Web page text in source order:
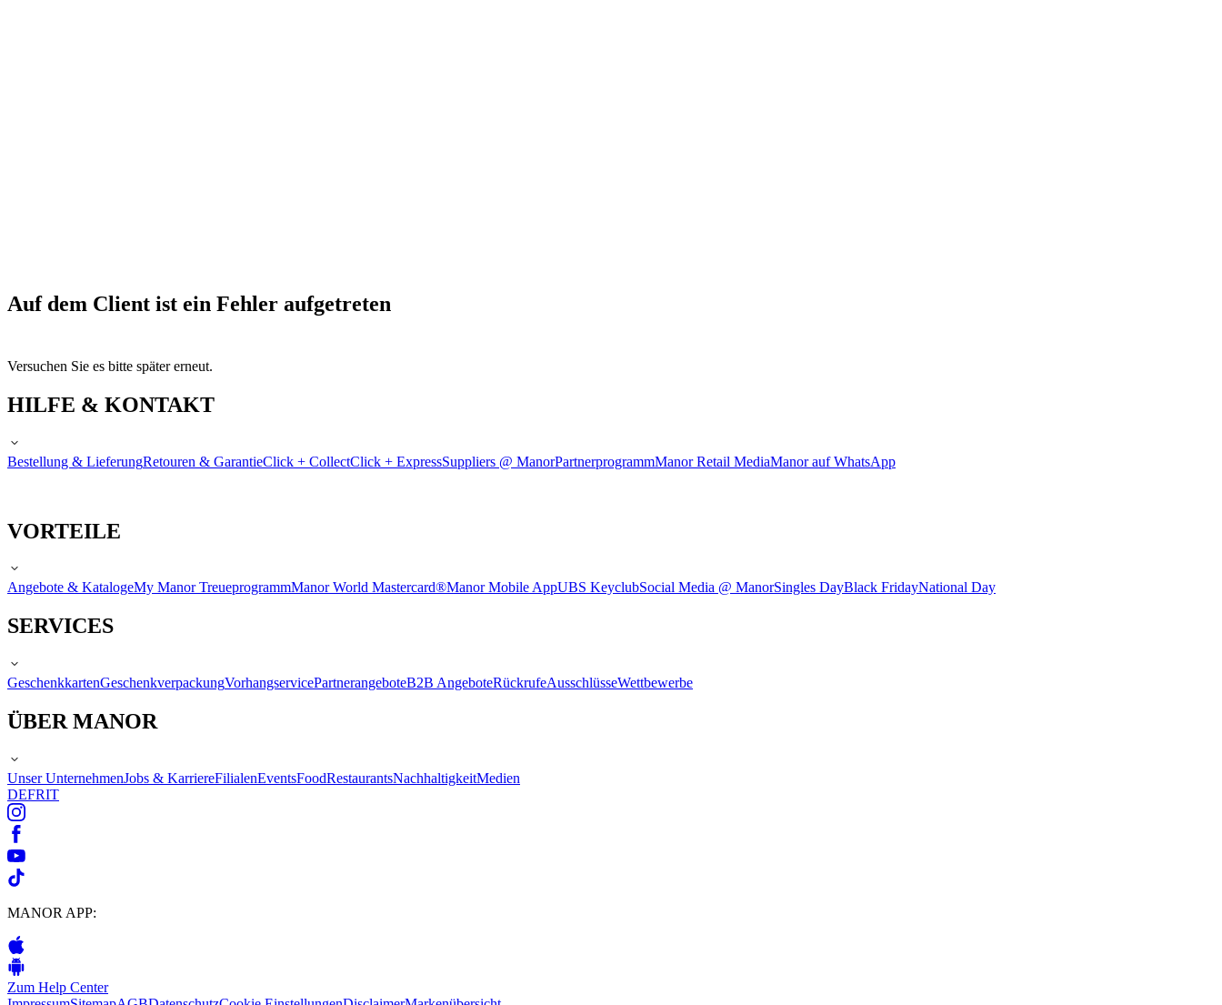
Auf dem Client ist ein Fehler aufgetreten
Versuchen Sie es bitte später erneut.
HILFE & KONTAKT
Bestellung & LieferungRetouren & GarantieClick + CollectClick + ExpressSuppliers @ ManorPartnerprogrammManor Retail MediaManor auf WhatsApp
VORTEILE
Angebote & KatalogeMy Manor TreueprogrammManor World Mastercard®Manor Mobile AppUBS KeyclubSocial Media @ ManorSingles DayBlack FridayNational Day
SERVICES
GeschenkkartenGeschenkverpackungVorhangservicePartnerangeboteB2B AngeboteRückrufeAusschlüsseWettbewerbe
ÜBER MANOR
Unser UnternehmenJobs & KarriereFilialenEventsFoodRestaurantsNachhaltigkeitMedien
DEFRIT
MANOR APP:
Zum Help Center